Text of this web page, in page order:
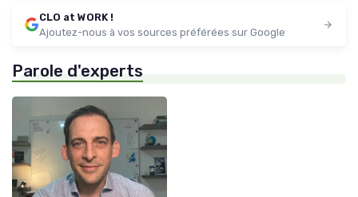
CLO at WORK !
Ajoutez-nous à vos sources préférées sur Google
Parole d'experts